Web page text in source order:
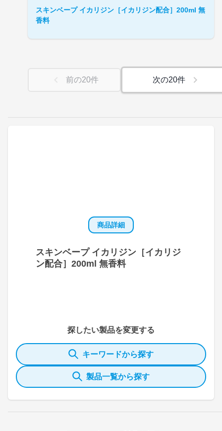
商品詳細
スキンベープ イカリジン［イカリジ
ン配合］200ml 無香料
探したい製品を変更する
キーワードから探す
製品一覧から探す
スキンベープ イカリジン［イカリジン配合］200ml 無
香料
前の20件 次の20件